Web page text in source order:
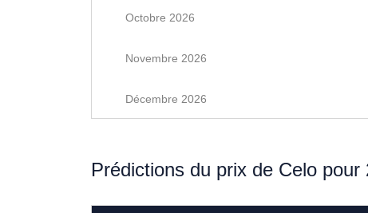
Octobre 2026
Novembre 2026
Décembre 2026
Prédictions du prix de Celo pour